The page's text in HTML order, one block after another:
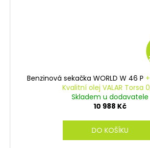
Benzinová sekačka WORLD W 46 P
Kvalitní olej VALAR Torsa
Skladem u dodavatele
10 988 Kč
DO KOŠÍKU